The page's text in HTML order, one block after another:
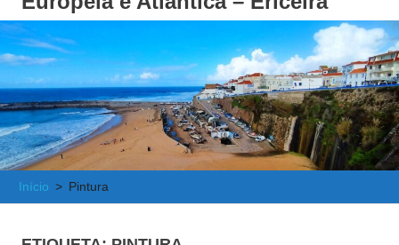
Instituto
de
Cultura
Europeia
e
Atlântica
Início Pintura